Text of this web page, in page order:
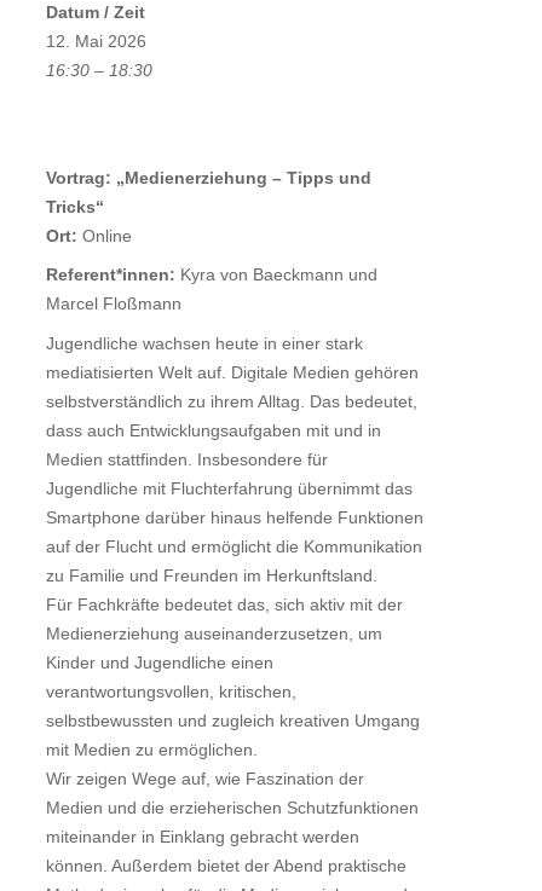
Datum / Zeit
12. Mai 2026
16:30 – 18:30
Vortrag: „Medienerziehung – Tipps und
Tricks“
Ort: Online
Referent*innen: Kyra von Baeckmann und
Marcel Floßmann
Jugendliche wachsen heute in einer stark
mediatisierten Welt auf. Digitale Medien gehören
selbstverständlich zu ihrem Alltag. Das bedeutet,
dass auch Entwicklungsaufgaben mit und in
Medien stattfinden. Insbesondere für
Jugendliche mit Fluchterfahrung übernimmt das
Smartphone darüber hinaus helfende Funktionen
auf der Flucht und ermöglicht die Kommunikation
zu Familie und Freunden im Herkunftsland.
Für Fachkräfte bedeutet das, sich aktiv mit der
Medienerziehung auseinanderzusetzen, um
Kinder und Jugendliche einen
verantwortungsvollen, kritischen,
selbstbewussten und zugleich kreativen Umgang
mit Medien zu ermöglichen.
Wir zeigen Wege auf, wie Faszination der
Medien und die erzieherischen Schutzfunktionen
miteinander in Einklang gebracht werden
können. Außerdem bietet der Abend praktische